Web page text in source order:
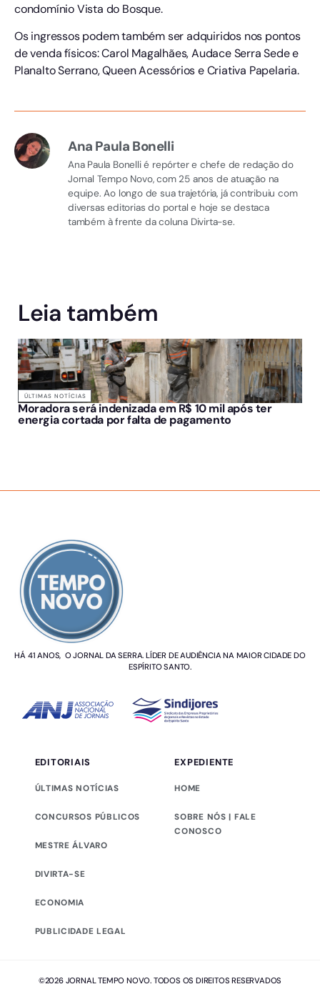
condomínio Vista do Bosque.
Os ingressos podem também ser adquiridos nos pontos
de venda físicos: Carol Magalhães, Audace Serra Sede e
Planalto Serrano, Queen Acessórios e Criativa Papelaria.
Ana Paula Bonelli
Ana Paula Bonelli é repórter e chefe de redação do
Jornal Tempo Novo, com 25 anos de atuação na
equipe. Ao longo de sua trajetória, já contribuiu com
diversas editorias do portal e hoje se destaca
também à frente da coluna Divirta-se.
Leia também
ÚLTIMAS NOTÍCIAS
Moradora será indenizada em R$ 10 mil após ter
energia cortada por falta de pagamento
HÁ 41 ANOS, O JORNAL DA SERRA. LÍDER DE AUDIÊNCIA NA MAIOR CIDADE DO
ESPÍRITO SANTO.
EDITORIAIS
ÚLTIMAS NOTÍCIAS
CONCURSOS PÚBLICOS
MESTRE ÁLVARO
DIVIRTA-SE
ECONOMIA
PUBLICIDADE LEGAL
EXPEDIENTE
HOME
SOBRE NÓS | FALE
CONOSCO
©2026 JORNAL TEMPO NOVO. TODOS OS DIREITOS RESERVADOS